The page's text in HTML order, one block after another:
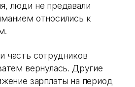
люди не предавали
относились к
часть сотрудников
вернулась. Другие
зарплаты на период